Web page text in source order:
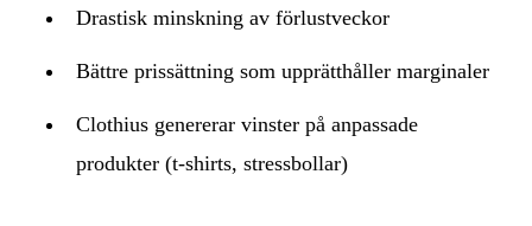
Drastisk minskning av förlustveckor
Bättre prissättning som upprätthåller marginaler
Clothius genererar vinster på anpassade
produkter (t-shirts, stressbollar)